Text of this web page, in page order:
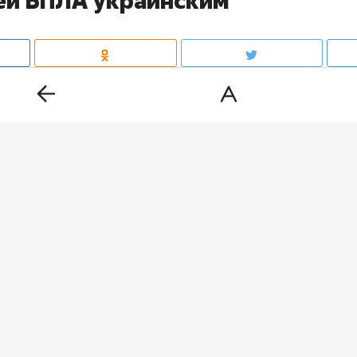
вошел в воздушное пространство